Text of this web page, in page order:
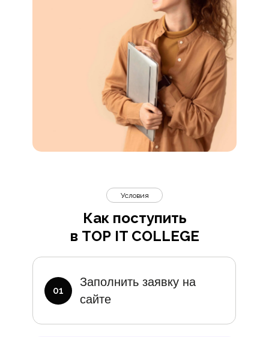
Заполнить заявку на
сайте
Как поступить
в TOP IT COLLEGE
Условия
01